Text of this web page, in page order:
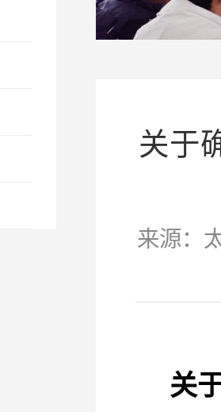
关于
来源：
关